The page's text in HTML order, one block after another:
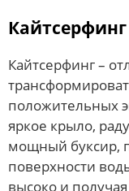
Кайтсерфинг
Кайтсерфинг –
положительных
яркое крыло,
мощный буксир,
поверхности
высоко и получая